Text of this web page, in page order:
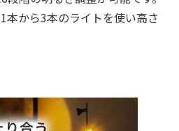
本から3本のライトを使い高さ